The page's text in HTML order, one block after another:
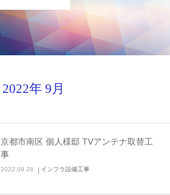
2022年 9月
京都市南区 個人様邸 TVアンテナ取替工
事
2022.09.28 インフラ設備工事